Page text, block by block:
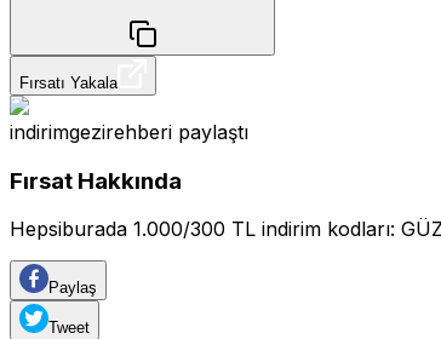
Fırsatı Yakala
indirimgezirehberi paylaştı
Fırsat Hakkında
Hepsiburada 1.000/300 TL indirim kodları:
Paylaş
Tweet